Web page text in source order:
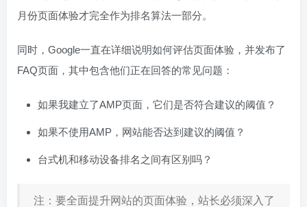
月份页面体验才完全作为排名算法一部分。
同时，Google一直在详细说明如何评估页面体验，并发布了
FAQ页面，其中包含他们正在回答的常见问题：
如果我建立了AMP页面，它们是否符合建议的阈值？
如果不使用AMP，网站能否达到建议的阈值？
台式机和移动设备排名之间有区别吗？
注：要全面提升网站的页面体验，站长必须深入了